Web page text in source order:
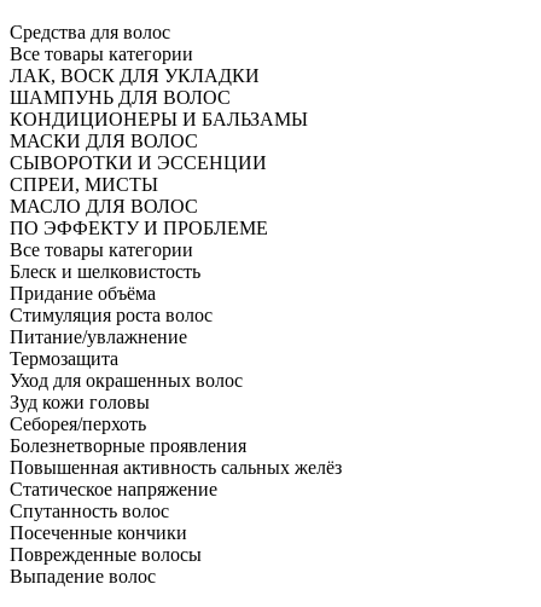
Средства для волос
Все товары категории
ЛАК, ВОСК ДЛЯ УКЛАДКИ
ШАМПУНЬ ДЛЯ ВОЛОС
КОНДИЦИОНЕРЫ И БАЛЬЗАМЫ
МАСКИ ДЛЯ ВОЛОС
СЫВОРОТКИ И ЭССЕНЦИИ
СПРЕИ, МИСТЫ
МАСЛО ДЛЯ ВОЛОС
ПО ЭФФЕКТУ И ПРОБЛЕМЕ
Все товары категории
Блеск и шелковистость
Придание объёма
Стимуляция роста волос
Питание/увлажнение
Термозащита
Уход для окрашенных волос
Зуд кожи головы
Себорея/перхоть
Болезнетворные проявления
Повышенная активность сальных желёз
Статическое напряжение
Спутанность волос
Посеченные кончики
Поврежденные волосы
Выпадение волос